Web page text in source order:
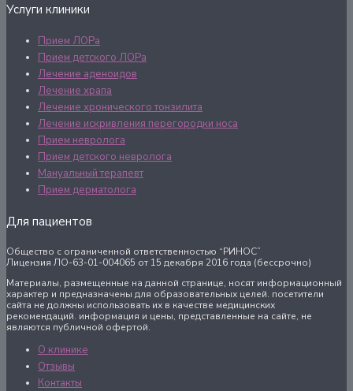
Услуги клиники
Прием ЛОРа
Прием детского ЛОРа
Лечение аденоидов
Лечение храпа
Лечение хронического тонзилита
Лечение искривления перегородки носа
Прием невролога
Прием детского невролога
Мануальный терапевт
Прием дерматолога
Для пациентов
Общество с ограниченной ответственностью “РИНОС”
Лицензия ЛО-63-01-004065 от 15 декабря 2016 года (бессрочно)
Материалы, размещенные на данной странице, носят информационный
характер и предназначены для образовательных целей. посетители
сайта не должны использовать их в качестве медицинских
рекомендаций. информация и цены, представленные на сайте, не
являются публичной офертой.
О клинике
Отзывы
Контакты